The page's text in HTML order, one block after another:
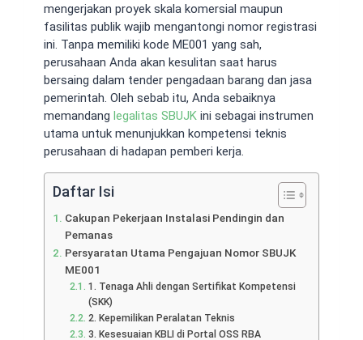
mengerjakan proyek skala komersial maupun
fasilitas publik wajib mengantongi nomor registrasi
ini. Tanpa memiliki kode ME001 yang sah,
perusahaan Anda akan kesulitan saat harus
bersaing dalam tender pengadaan barang dan jasa
pemerintah. Oleh sebab itu, Anda sebaiknya
memandang legalitas SBUJK ini sebagai instrumen
utama untuk menunjukkan kompetensi teknis
perusahaan di hadapan pemberi kerja.
Daftar Isi
Cakupan Pekerjaan Instalasi Pendingin dan
Pemanas
Persyaratan Utama Pengajuan Nomor SBUJK
ME001
1. Tenaga Ahli dengan Sertifikat Kompetensi
(SKK)
2. Kepemilikan Peralatan Teknis
3. Kesesuaian KBLI di Portal OSS RBA